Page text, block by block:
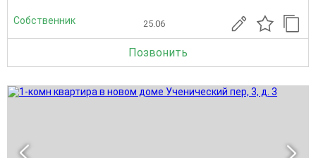
Собственник 25.06
Позвонить